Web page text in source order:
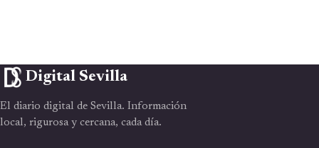
Digital Sevilla
El diario digital de Sevilla. Información
local, rigurosa y cercana, cada día.